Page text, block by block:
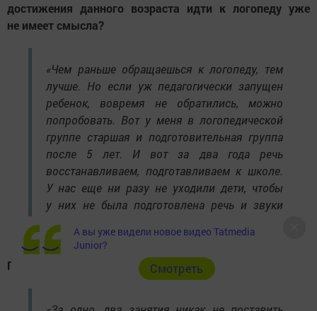
достижения данного возраста идти к логопеду уже
не имеет смысла?
«Чем раньше обращаешься к логопеду, тем
лучше. Но если уж педагогически запущен
ребенок, вовремя не обратились, можно
попробовать. Вот у меня в логопедической
группе старшая и подготовительная группа
после 5 лет. И вот за два года речь
восстанавливаем, подготавливаем к школе.
У нас еще ни разу не уходили дети, чтобы
у них не была подготовлена речь и звуки
не поставлены».
Почему звуки не ставят за 1-2 занятия?
А вы уже видели новое видео Tatmedia
Junior?
Cмотреть